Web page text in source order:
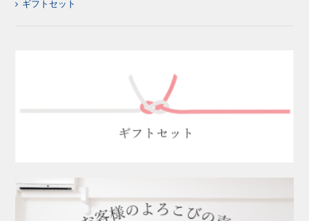
ギフトセット